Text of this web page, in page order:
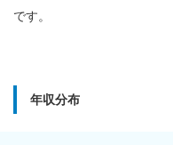
です。
年収分布